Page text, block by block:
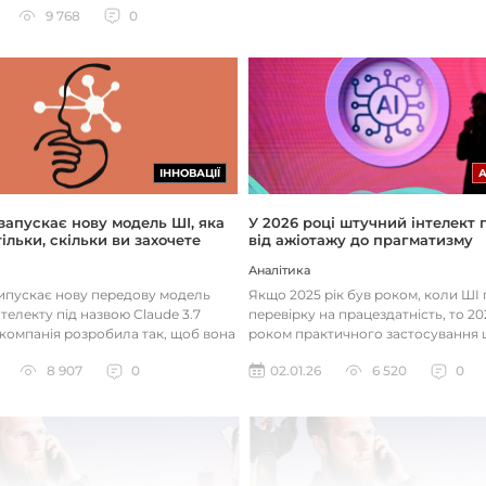
9 768 0
ІННОВАЦІЇ
нову модель ШІ, яка
скільки ви захочете
нову передову модель
під назвою Claude 3.7
розробила так, щоб вона
8 907
0
У 2026 році штучний інтелект
від ажіотажу до прагматизму
Аналітика
Якщо 2025 рік був роком, коли
перевірку на працездатність, то
роком практичного застосування
02.01.26
6 520 0